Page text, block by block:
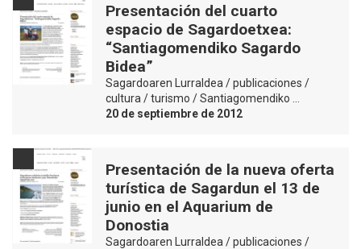
Presentación del cuarto
espacio de Sagardoetxea:
“Santiagomendiko Sagardo
Bidea”
Sagardoaren Lurraldea / publicaciones /
cultura / turismo / Santiagomendiko …
20 de septiembre de 2012
Presentación de la nueva oferta
turística de Sagardun el 13 de
junio en el Aquarium de
Donostia
Sagardoaren Lurraldea / publicaciones /